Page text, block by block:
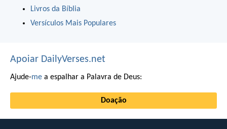
Livros da Bíblia
Versículos Mais Populares
Apoiar DailyVerses.net
Ajude-me a espalhar a Palavra de Deus:
Doação